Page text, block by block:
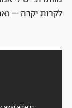
לקרות יקרה –